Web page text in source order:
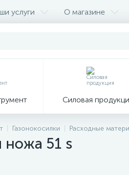
услуги О магазине
Силовая
Газонокосилки Расходные
ножа 51 s